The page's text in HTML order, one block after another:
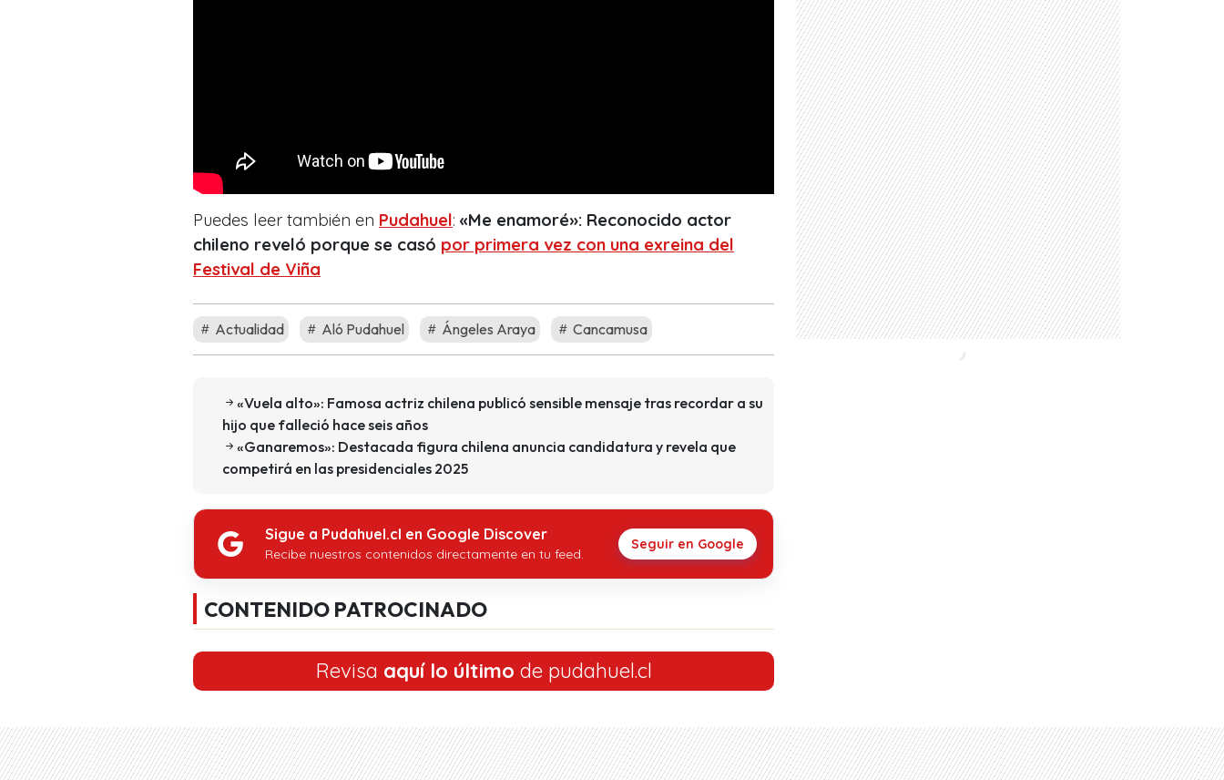
Puedes leer también en Pudahuel: «Me enamoré»: Reconocido actor
chileno reveló porque se casó por primera vez con una exreina del
Festival de Viña
Actualidad Aló Pudahuel Ángeles Araya Cancamusa
«Vuela alto»: Famosa actriz chilena publicó sensible mensaje tras recordar a su
hijo que falleció hace seis años
«Ganaremos»: Destacada figura chilena anuncia candidatura y revela que
competirá en las presidenciales 2025
Sigue a Pudahuel.cl en Google Discover
Recibe nuestros contenidos directamente en tu feed.
Seguir en Google
CONTENIDO PATROCINADO
Revisa aquí lo último de pudahuel.cl